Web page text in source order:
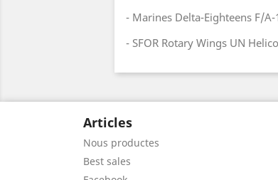
- Marines Delta-Eighteens F/
- SFOR Rotary Wings UN
Articles
Nous productes
Best sales